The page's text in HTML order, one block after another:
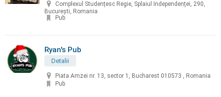
Complexul Studențesc Regie, Splaiul Independenței, 290,
București, Romania
Pub
Ryan's Pub
Detalii
Piata Amzei nr. 13, sector 1, Bucharest 010573 , Romania
Pub